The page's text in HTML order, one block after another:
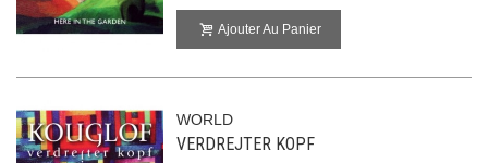
Ajouter Au Panier
WORLD
VERDREJTER KOPF